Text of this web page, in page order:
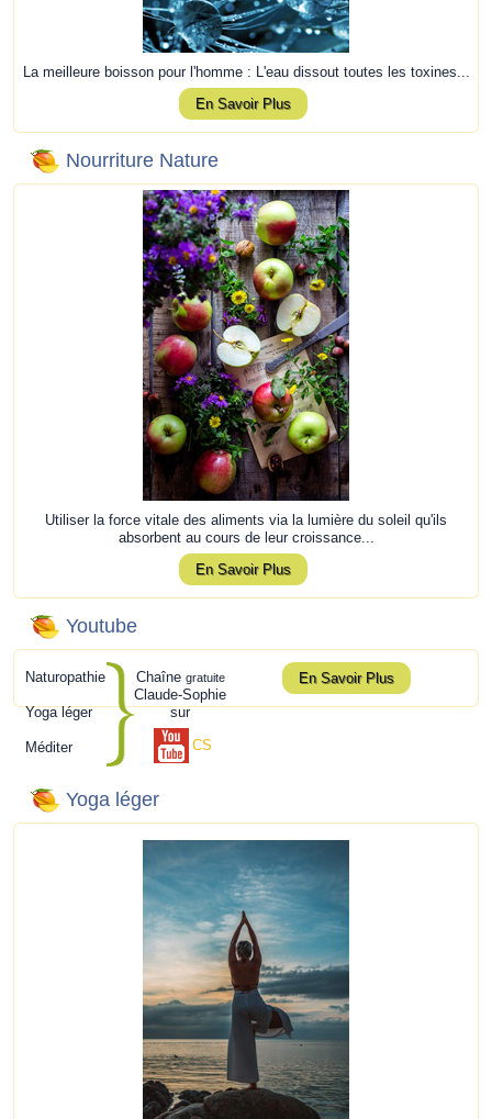
La meilleure boisson pour l'homme : L'eau dissout toutes les toxines...
En Savoir Plus
Nourriture Nature
Utiliser la force vitale des aliments via la lumière du soleil qu'ils
absorbent au cours de leur croissance...
En Savoir Plus
Youtube
Naturopathie
Yoga léger
Méditer
Chaîne gratuite
Claude-Sophie
sur
CS
En Savoir Plus
Yoga léger